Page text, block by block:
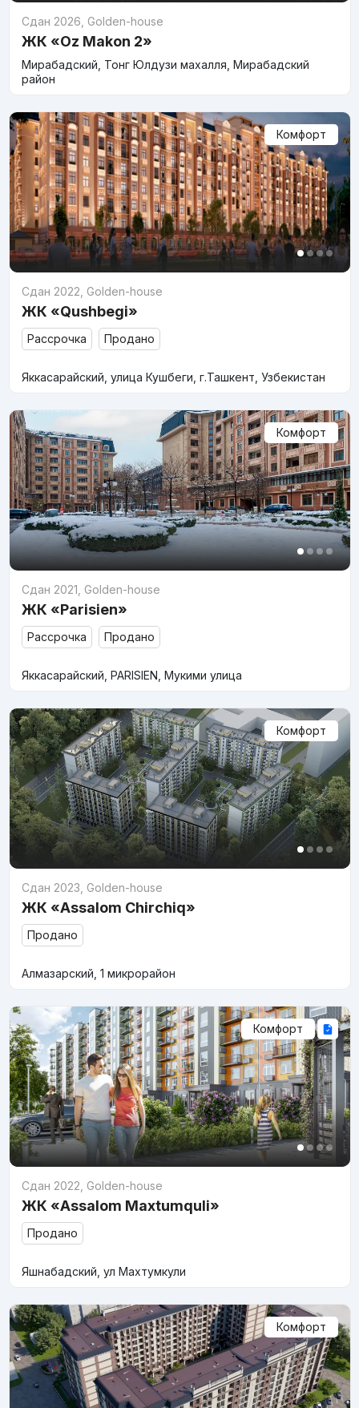
Сдан 2026 Golden-house
ЖК «Oz Makon 2»
Мирабадский, Тонг Юлдузи махалля, Мирабадский
район
Комфорт
Сдан 2022 Golden-house
ЖК «Qushbegi»
Рассрочка Продано
Яккасарайский, улица Кушбеги, г.Ташкент, Узбекистан
Комфорт
Сдан 2021 Golden-house
ЖК «Parisien»
Рассрочка Продано
Яккасарайский, PARISIEN, Мукими улица
Комфорт
Сдан 2023 Golden-house
ЖК «Assalom Chirchiq»
Продано
Алмазарский, 1 микрорайон
Комфорт
Сдан 2022 Golden-house
ЖК «Assalom Maxtumquli»
Продано
Яшнабадский, ул Махтумкули
Комфорт